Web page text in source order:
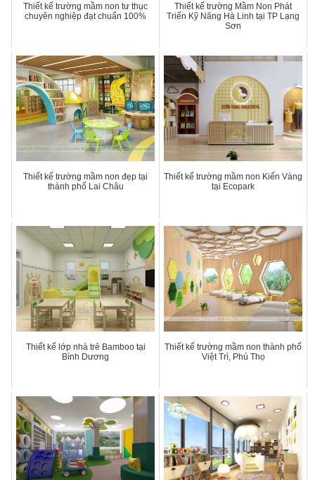
Thiết kế trường mầm non tư thục
chuyên nghiệp đạt chuẩn 100%
Thiết kế trường Mầm Non Phát
Triển Kỹ Năng Hà Linh tại TP Lạng
Sơn
Thiết kế trường mầm non đẹp tại
thành phố Lai Châu
Thiết kế trường mầm non Kiến Vàng
tại Ecopark
Thiết kế lớp nhà trẻ Bamboo tại
Bình Dương
Thiết kế trường mầm non thành phố
Việt Trì, Phú Thọ